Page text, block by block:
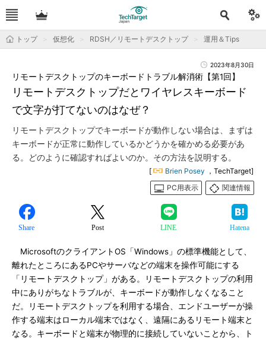
トップ 仮想化 RDSH／リモートデスクトップ 運用＆Tips
2023年8月30日
リモートデスクトップだとワイヤレスキーボード
で文字が打てないのはなぜ？
リモートデスクトップのキーボードトラブル解消術【第1回】
リモートデスクトップでキーボードが動作しない場合は、まずは
キーボードが正常に動作しているかどうかを確かめる必要があ
る。どのように確認すればよいのか。その方法を説明する。
[ Brien Posey ，TechTarget]
PC用表示
関連情報
Share Post LINE Hatena
MicrosoftのクライアントOS「Windows」の標準機能として、
離れたところにあるPCやサーバなどの端末を操作可能にする
「リモートデスクトップ」がある。リモートデスクトップの利用
中にありがちなトラブルが、キーボードが動作しなくなること
だ。リモートデスクトップを利用する場合、エンドユーザーが操
作する端末はローカル端末ではなく、遠隔にあるリモート端末と
なる。キーボードと端末が物理的に接続していないことから、ト